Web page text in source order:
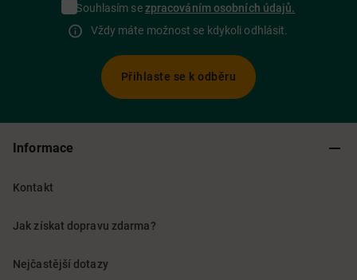
Souhlasím sezpracováním osobních údajů.
Vždy máte možnost se kdykoli odhlásit.
Přihlaste se k odběru
Informace
Kontakt
Jak získat dopravu zdarma?
Nejčastější dotazy